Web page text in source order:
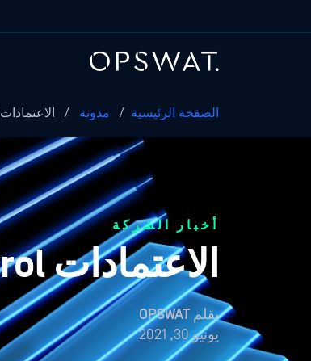
الصفحة الرئيسية / مدونة / الاعتمادات OPSWAT Control الاعتمادات لـ...
أخبار الشركة
الاعتمادات OPSWAT Control لشهر يونيو 2021
بقلمOPSWAT
يونيو 30, 2021